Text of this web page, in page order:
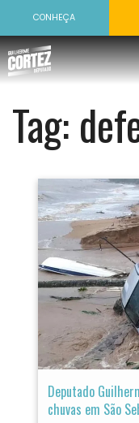
CONHEÇA
Tag:
Deputado
chuvas em São